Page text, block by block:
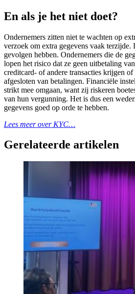
En als je het niet doet?
Ondernemers zitten niet te wachten op
verzoek om extra gegevens vaak terzijde.
gevolgen hebben. Ondernemers die de
lopen het risico dat ze geen uitbetaling
creditcard- of andere transacties krijgen
afgesloten van betalingen. Financiële
strikt mee omgaan, want zij riskeren
van hun vergunning. Het is dus een
gegevens goed op orde te hebben.
Lees meer over KYC…
Gerelateerde artikelen